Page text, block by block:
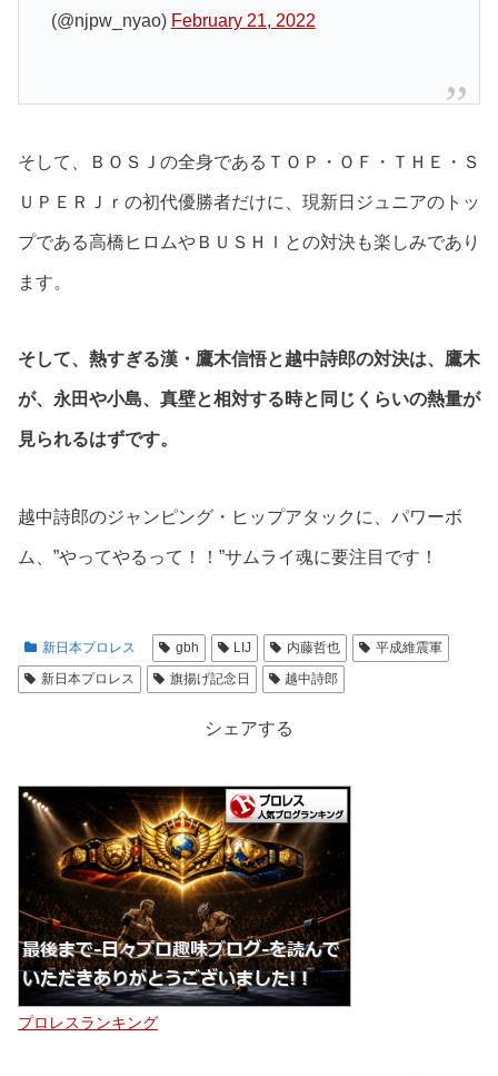
(@njpw_nyao) February 21, 2022
そして、ＢＯＳＪの全身であるＴＯＰ・ＯＦ・ＴＨＥ・Ｓ
ＵＰＥＲＪｒの初代優勝者だけに、現新日ジュニアのトッ
プである高橋ヒロムやＢＵＳＨＩとの対決も楽しみであり
ます。
そして、熱すぎる漢・鷹木信悟と越中詩郎の対決は、鷹木
が、永田や小島、真壁と相対する時と同じくらいの熱量が
見られるはずです。
越中詩郎のジャンピング・ヒップアタックに、パワーボ
ム、”やってやるって！！”サムライ魂に要注目です！
新日本プロレス gbh LIJ 内藤哲也
平成維震軍
新日本プロレス
旗揚げ記念日 越中詩郎
シェアする
プロレスランキング